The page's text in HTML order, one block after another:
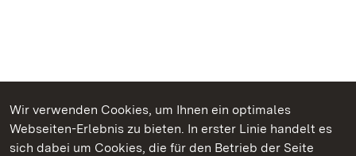
Wir verwenden Cookies, um Ihnen ein optimales
Webseiten-Erlebnis zu bieten. In erster Linie handelt es
sich dabei um Cookies, die für den Betrieb der Seite
Kommen. Staunen. Genießen.